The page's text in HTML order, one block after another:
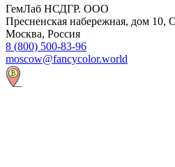
ГемЛаб НСДГР. ООО
Пресненская набережная, дом 10,
Москва, Россия
8 (800) 500-83-96
moscow@fancycolor.world